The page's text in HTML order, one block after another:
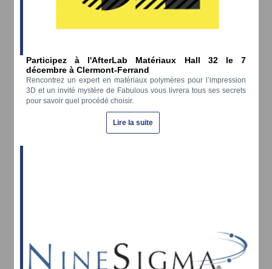
Participez à l'AfterLab Matériaux Hall 32 le 7
décembre à Clermont-Ferrand
Rencontrez un expert en matériaux polymères pour l’impression
3D et un invité mystère de Fabulous vous livrera tous ses secrets
pour savoir quel procédé choisir.
Lire la suite